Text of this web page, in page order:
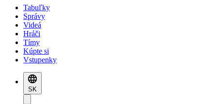
Tabuľky
Správy
Videá
Hráči
Tímy
Kúpte si
Vstupenky
SK